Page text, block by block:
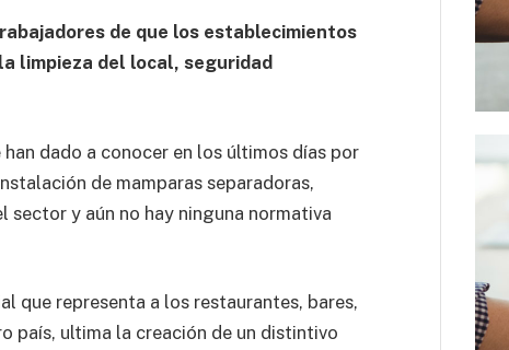
de que los establecimientos
limpieza del local, seguridad
dado a conocer en los últimos días por
de mamparas separadoras,
sector y aún no hay ninguna normativa
que representa a los restaurantes, bares,
país, ultima la creación de un distintivo